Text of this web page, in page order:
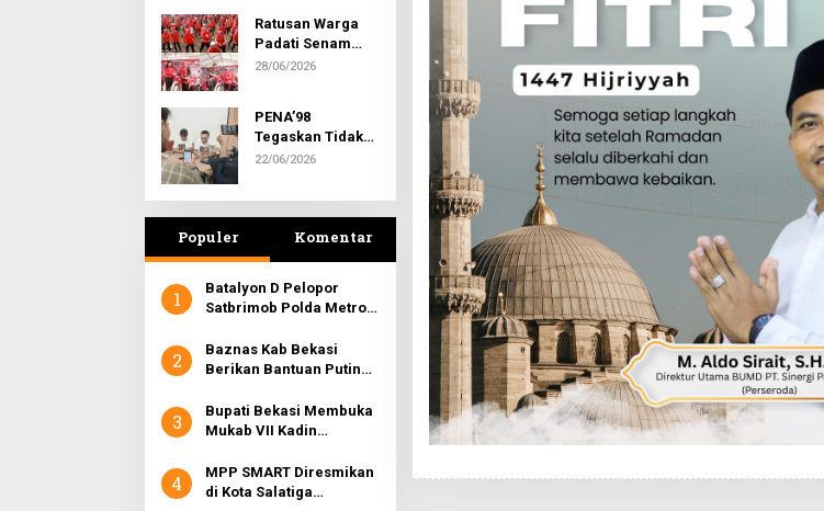
Ratusan Warga
Padati Senam
Bersama
Perjuangan
Rawalumbu
28/06/2026
PENA’98
Tegaskan Tidak
Memiliki Media
22/06/2026
Populer Komentar
1
Batalyon D Pelopor
Satbrimob Polda Metro
Jelang Ramadhan 1442
H
2
Baznas Kab Bekasi
Berikan Bantuan Puting
Tamansari
3
Bupati Bekasi Membuka
Mukab VII Kadin
4
MPP SMART Diresmikan
di Kota Salatiga